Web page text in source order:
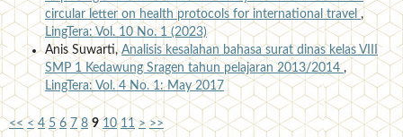
circular letter on health protocols for international travel,
LingTera: Vol. 10 No. 1 (2023)
Anis Suwarti,Analisis kesalahan bahasa surat dinas kelas VIII
SMP 1 Kedawung Sragen tahun pelajaran 2013/2014,
LingTera: Vol. 4 No. 1: May 2017
<< < 4 5 6 7 8 9 10 11 > >>